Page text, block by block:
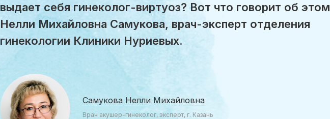
выдает себя гинеколог-виртуоз? Вот что говорит об этом
Нелли Михайловна Самукова, врач-эксперт отделения
гинекологии Клиники Нуриевых.
Самукова Нелли Михайловна
Врач акушер-гинеколог, эксперт, г. Казань